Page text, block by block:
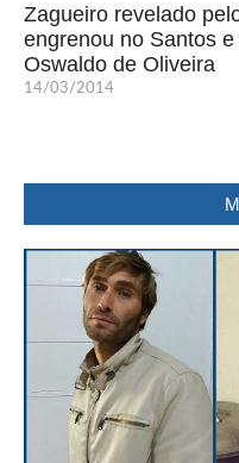
Zagueiro revelado
engrenou no Santos
Oswaldo de Oliveira
14/03/2014